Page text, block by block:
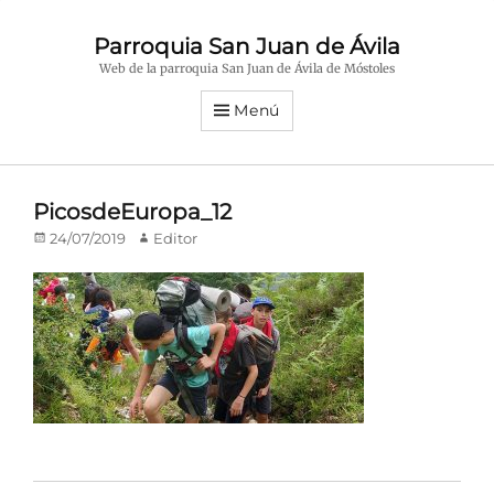
Parroquia San Juan de Ávila
Web de la parroquia San Juan de Ávila de Móstoles
Menú
PicosdeEuropa_12
Publicado
24/07/2019 Autor
Editor